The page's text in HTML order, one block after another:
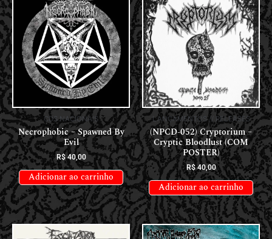
CDS NACIONAIS
Necrophobic – Spawned By
Evil
R$40,00
Adicionar ao carrinho
LANÇAMENTOS // RELEASES
(NPCD-052) Cryptorium –
Cryptic Bloodlust (COM
POSTER)
R$40,00
Adicionar ao carrinho